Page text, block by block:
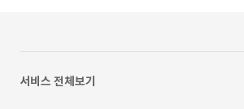
서비스 전체보기